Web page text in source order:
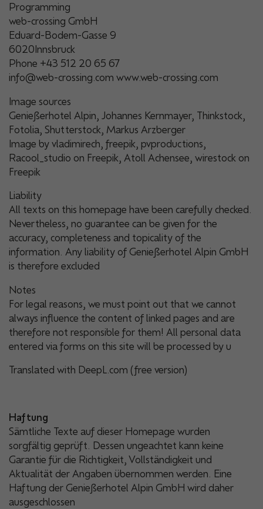
Programming
web-crossing GmbH
Eduard-Bodem-Gasse 9
6020Innsbruck
Phone +43 512 20 65 67
info@web-crossing.com www.web-crossing.com
Image sources
Genießerhotel Alpin, Johannes Kernmayer, Thinkstock,
Fotolia, Shutterstock, Markus Arzberger
Image by vladimirech, freepik, pvproductions,
Racool_studio on Freepik, Atoll Achensee, wirestock on
Freepik
Liability
All texts on this homepage have been carefully checked.
Nevertheless, no guarantee can be given for the
accuracy, completeness and topicality of the
information. Any liability of Genießerhotel Alpin GmbH
is therefore excluded
Notes
For legal reasons, we must point out that we cannot
always influence the content of linked pages and are
therefore not responsible for them! All personal data
entered via forms on this site will be processed by u
Translated with DeepL.com (free version)
Haftung
Sämtliche Texte auf dieser Homepage wurden
sorgfältig geprüft. Dessen ungeachtet kann keine
Garantie für die Richtigkeit, Vollständigkeit und
Aktualität der Angaben übernommen werden. Eine
Haftung der Genießerhotel Alpin GmbH wird daher
ausgeschlossen